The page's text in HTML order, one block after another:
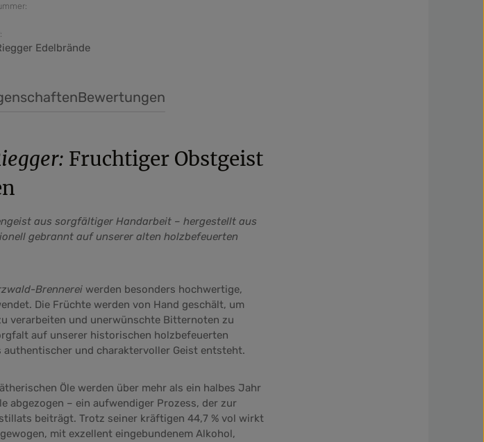
Edelbrände
Bewertungen
Fruchtiger Obstgeist
aus sorgfältiger Handarbeit – hergestellt aus
gebrannt auf unserer alten holzbefeuerten
Brennerei werden besonders hochwertige,
Die Früchte werden von Hand geschält, um
verarbeiten und unerwünschte Bitternoten zu
auf unserer historischen holzbefeuerten
und charaktervoller Geist entsteht.
Öle werden über mehr als ein halbes Jahr
abgezogen – ein aufwendiger Prozess, der zur
beiträgt. Trotz seiner kräftigen 44,7 % vol wirkt
mit exzellent eingebundenem Alkohol,